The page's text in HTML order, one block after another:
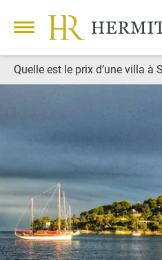
Quelle est le prix d’une villa à